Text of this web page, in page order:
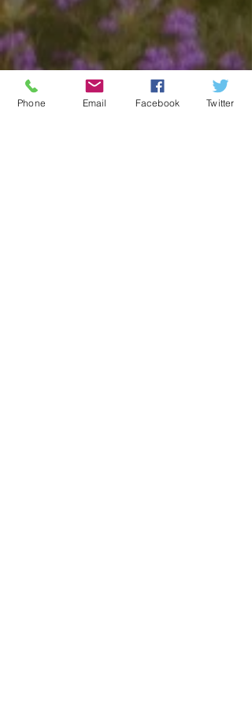
アーカイブ
Phone Email Facebook Twitter